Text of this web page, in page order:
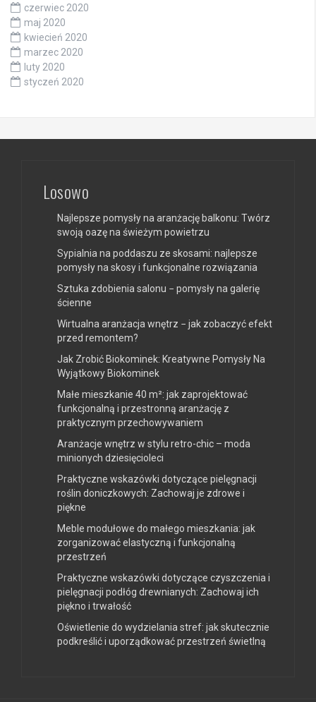
czerwiec 2020
maj 2020
kwiecień 2020
marzec 2020
luty 2020
styczeń 2020
Losowo
Najlepsze pomysły na aranżację balkonu: Twórz
swoją oazę na świeżym powietrzu
Sypialnia na poddaszu ze skosami: najlepsze
pomysły na skosy i funkcjonalne rozwiązania
Sztuka zdobienia salonu − pomysły na galerię
ścienne
Wirtualna aranżacja wnętrz − jak zobaczyć efekt
przed remontem?
Jak Zrobić Biokominek: Kreatywne Pomysły Na
Wyjątkowy Biokominek
Małe mieszkanie 40 m²: jak zaprojektować
funkcjonalną i przestronną aranżację z
praktycznym przechowywaniem
Aranżacje wnętrz w stylu retro-chic – moda
minionych dziesięcioleci
Praktyczne wskazówki dotyczące pielęgnacji
roślin doniczkowych: Zachowaj je zdrowe i
piękne
Meble modułowe do małego mieszkania: jak
zorganizować elastyczną i funkcjonalną
przestrzeń
Praktyczne wskazówki dotyczące czyszczenia i
pielęgnacji podłóg drewnianych: Zachowaj ich
piękno i trwałość
Oświetlenie do wydzielania stref: jak skutecznie
podkreślić i uporządkować przestrzeń świetlną